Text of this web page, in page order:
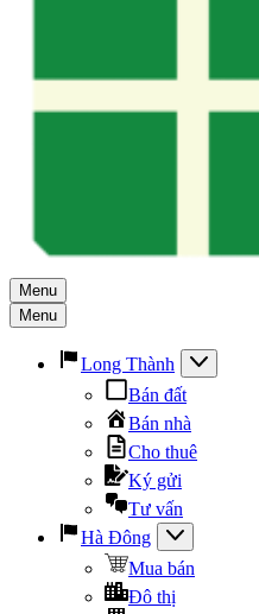
Menu
Menu
Long Thành
Bán đất
Bán nhà
Cho thuê
Ký gửi
Tư vấn
Hà Đông
Mua bán
Đô thị